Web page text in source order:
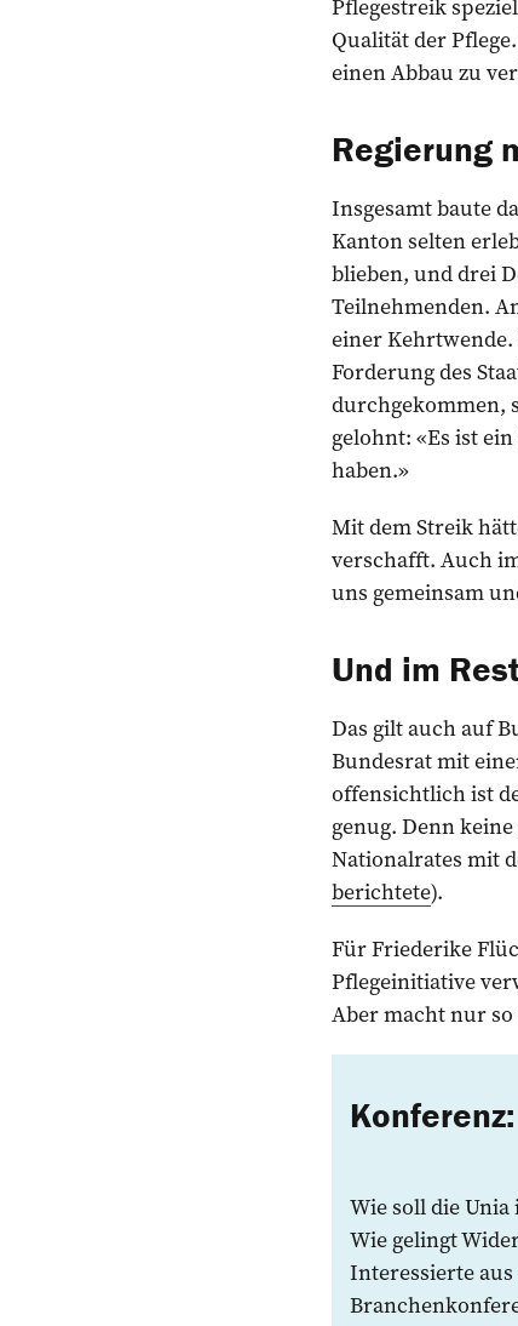
Pflegestreik
Qualität der
einen Abbau zu
Regierung
Insgesamt baute
Kanton selten
blieben, und drei
Teilnehmenden.
einer
Forderung des
durchgekommen,
gelohnt: «Es ist
haben.»
Mit dem Streik
verschafft. Auch
uns gemeinsam
Und im
Das gilt auch auf
Bundesrat mit
offensichtlich ist
genug. Denn
Nationalrates mit
berichtete).
Für Friederike
Pflegeinitiative
Aber macht nur
Wie soll die
Wie gelingt
Interessierte aus